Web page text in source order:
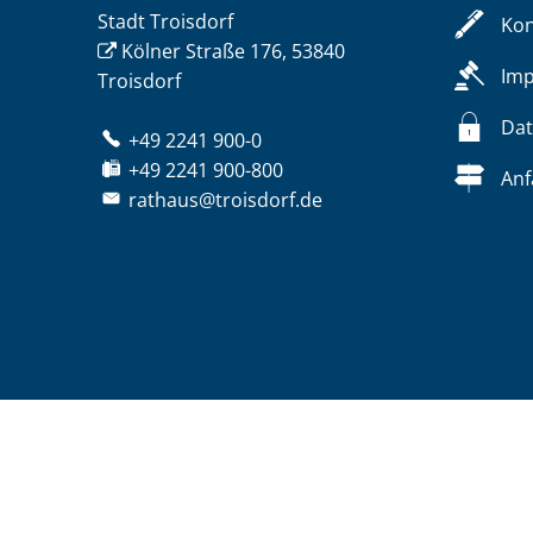
Stadt Troisdorf
Kölner Straße 176, 53840
Troisdorf
+49 2241 900-0
+49 2241 900-800
rathaus@troisdorf.de